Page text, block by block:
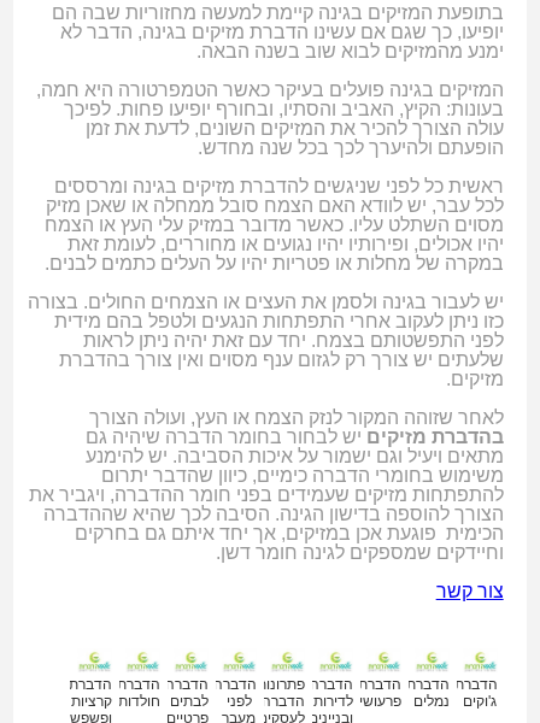
בתופעת המזיקים בגינה קיימת למעשה מחזוריות שבה הם
יופיעו, כך שגם אם עשינו הדברת מזיקים בגינה, הדבר לא
ימנע מהמזיקים לבוא שוב בשנה הבאה.
המזיקים בגינה פועלים בעיקר כאשר הטמפרטורה היא חמה,
בעונות: הקיץ, האביב והסתיו, ובחורף יופיעו פחות. לפיכך
עולה הצורך להכיר את המזיקים השונים, לדעת את זמן
הופעתם ולהיערך לכך בכל שנה מחדש.
ראשית כל לפני שניגשים להדברת מזיקים בגינה ומרססים
לכל עבר, יש לוודא האם הצמח סובל ממחלה או שאכן מזיק
מסוים השתלט עליו. כאשר מדובר במזיק עלי העץ או הצמח
יהיו אכולים, ופירותיו יהיו נגועים או מחוררים, לעומת זאת
במקרה של מחלות או פטריות יהיו על העלים כתמים לבנים.
יש לעבור בגינה ולסמן את העצים או הצמחים החולים. בצורה
כזו ניתן לעקוב אחרי התפתחות הנגעים ולטפל בהם מידית
לפני התפשטותם בצמח. יחד עם זאת יהיה ניתן לראות
שלעתים יש צורך רק לגזום ענף מסוים ואין צורך בהדברת
מזיקים.
לאחר שזוהה המקור לנזק הצמח או העץ, ועולה הצורך
בהדברת מזיקים יש לבחור בחומר הדברה שיהיה גם
מתאים ויעיל וגם ישמור על איכות הסביבה. יש להימנע
משימוש בחומרי הדברה כימיים, כיוון שהדבר יתרום
להתפתחות מזיקים שעמידים בפני חומר ההדברה, ויגביר את
הצורך להוספה בדישון הגינה. הסיבה לכך שהיא שההדברה
הכימית פוגעת אכן במזיקים, אך יחד איתם גם בחרקים
וחיידקים שמספקים לגינה חומר דשן.
צור קשר
הדברת
ג'וקים
הדברת
נמלים
הדברת
פרעושים
הדברה
לדירות
ובניינים
פתרונות
הדברה
לעסקים
הדברה
לפני
מעבר
הדברה
לבתים
פרטיים
הדברת
חולדות
הדברת
קרציות
ופשפשים